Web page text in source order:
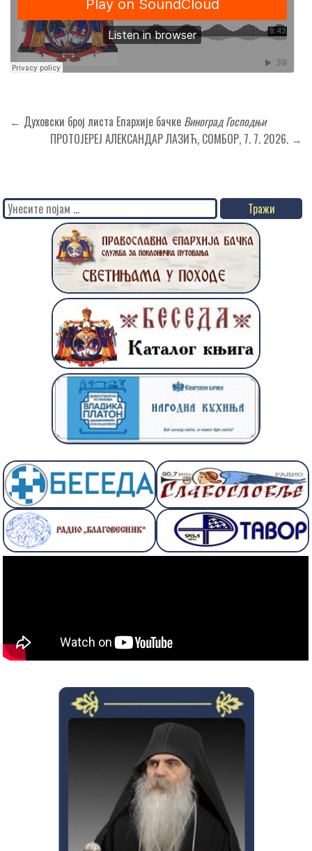
Кретање
чланка
← Духовски број листа Епархије бачке Виноград Господњи
ПРОТОЈЕРЕЈ АЛЕКСАНДАР ЛАЗИЋ, СОМБОР, 7. 7. 2026. →
Search
for: